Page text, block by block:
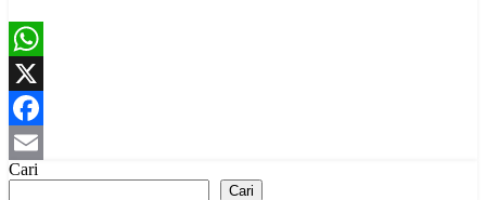
WhatsApp
X
Facebook
Email
Cari
Cari